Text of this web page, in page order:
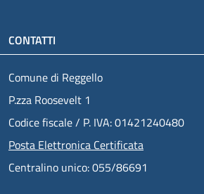
CONTATTI
Comune di Reggello
P.zza Roosevelt 1
Codice fiscale / P. IVA: 01421240480
Posta Elettronica Certificata
Centralino unico: 055/86691